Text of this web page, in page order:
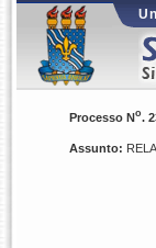
Processo No.
Assunto: